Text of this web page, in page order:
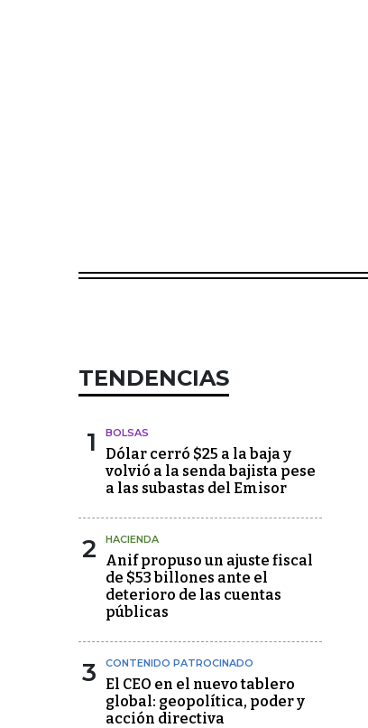
TENDENCIAS
1 BOLSAS
Dólar cerró $25 a la baja y
volvió a la senda bajista pese
a las subastas del Emisor
2 HACIENDA
Anif propuso un ajuste fiscal
de $53 billones ante el
deterioro de las cuentas
públicas
3 CONTENIDO PATROCINADO
El CEO en el nuevo tablero
global: geopolítica, poder y
acción directiva